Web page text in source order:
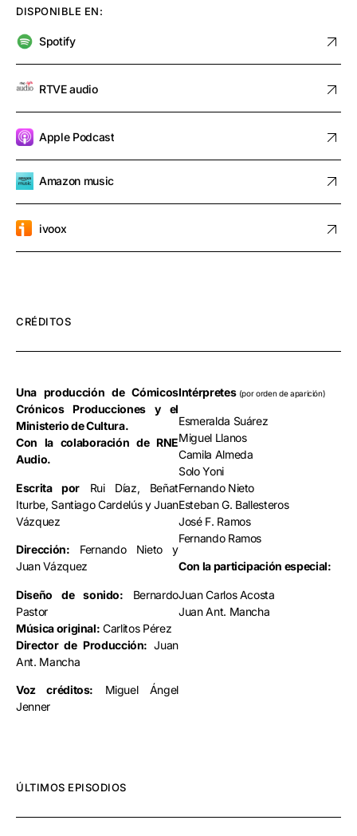
DISPONIBLE EN:
Spotify
RTVE audio
Apple Podcast
Amazon music
ivoox
CRÉDITOS
Una producción de Cómicos
Crónicos
Producciones y
el
MinisteriodeCultura.
Con la colaboración de RNE
Audio.
Escrita por Rui Díaz, Beñat
Iturbe, Santiago Cardelús y Juan
Vázquez
Dirección: Fernando Nieto y
Juan Vázquez
Diseño de sonido: Bernardo
Pastor
Música original: Carlitos Pérez
Director de Producción: Juan
Ant. Mancha
Voz créditos: Miguel Ángel
Jenner
Intérpretes (por orden de aparición)
Esmeralda Suárez
Miguel Llanos
Camila Almeda
Solo Yoni
Fernando Nieto
Esteban G. Ballesteros
José F. Ramos
Fernando Ramos
Con la participación especial:
Juan Carlos Acosta
Juan Ant. Mancha
ÚLTIMOS EPISODIOS